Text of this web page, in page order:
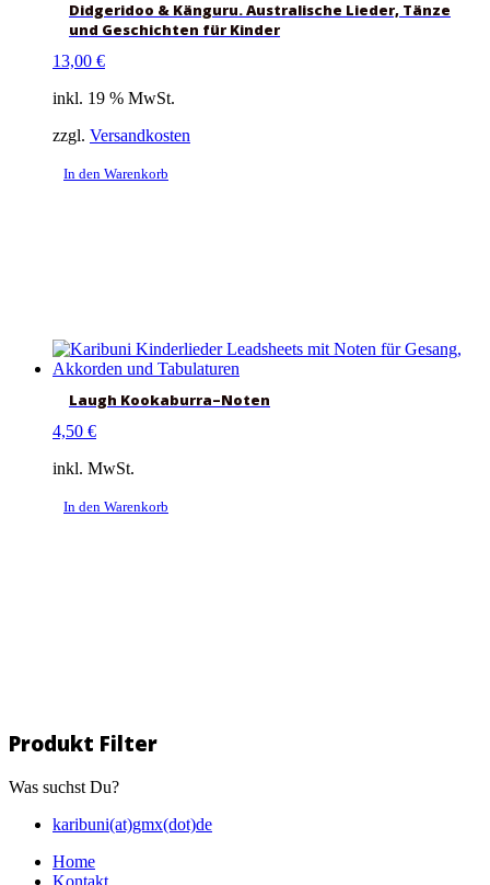
Didgeridoo & Känguru. Australische Lieder, Tänze
und Geschichten für Kinder
13,00 €
inkl. 19 % MwSt.
zzgl. Versandkosten
In den Warenkorb
Laugh Kookaburra–Noten
4,50 €
inkl. MwSt.
In den Warenkorb
Produkt Filter
Was suchst Du?
karibuni(at)gmx(dot)de
Home
Kontakt